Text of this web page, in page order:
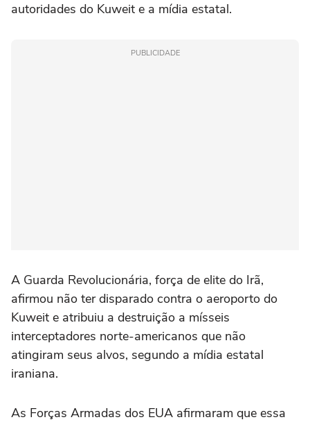
autoridades do Kuweit e a mídia estatal.
PUBLICIDADE
A Guarda Revolucionária, força de elite do Irã,
afirmou não ter disparado contra o aeroporto do
Kuweit e atribuiu a destruição a mísseis
interceptadores norte-americanos que não
atingiram seus alvos, segundo a mídia estatal
iraniana.
As Forças Armadas dos EUA afirmaram que essa